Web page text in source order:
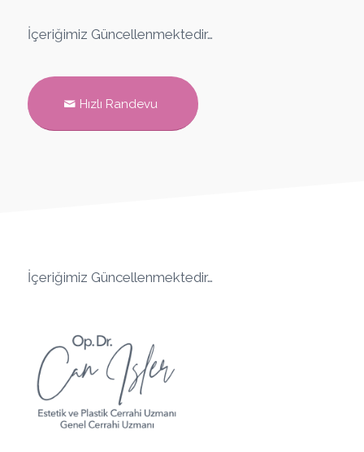
İçeriğimiz Güncellenmektedir…
Hızlı Randevu
İçeriğimiz Güncellenmektedir…